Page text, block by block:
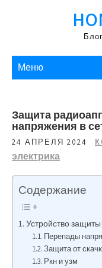
Меню
Защита
напряжения в
24 АПРЕЛЯ 2024
электрика
Содержание
Устройство
Перепады
Защита от
Ркн и узм